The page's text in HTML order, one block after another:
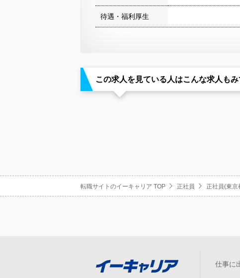
待遇・福利厚生
この求人を見ている人はこんな求人も
転職サイトのイーキャリア TOP 正社員 正社員(東京
仕事に